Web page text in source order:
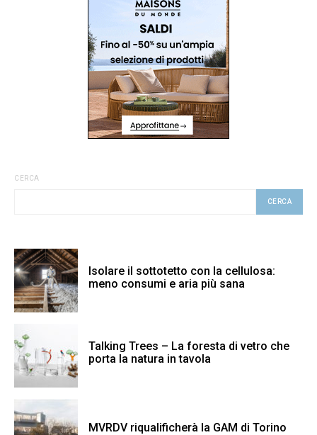
CERCA
CERCA
Isolare il sottotetto con la cellulosa:
meno consumi e aria più sana
Talking Trees – La foresta di vetro che
porta la natura in tavola
MVRDV riqualificherà la GAM di Torino